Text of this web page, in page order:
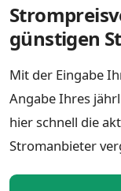
günstigen
Mit der Eingabe
Angabe Ihres
hier schnell die
Stromanbieter